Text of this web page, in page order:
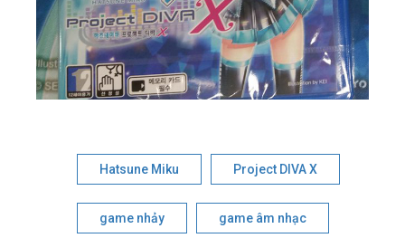
Hatsune Miku Project DIVA X
game nhảy game âm nhạc